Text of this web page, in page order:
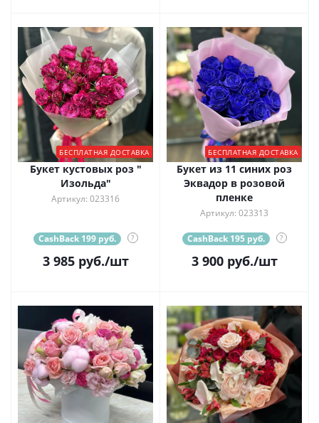
БЕСПЛАТНАЯ ДОСТАВКА
Букет кустовых роз "
Изольда"
Артикул: 023316
CashBack 199 руб. ?
3 985руб./шт
БЕСПЛАТНАЯ ДОСТАВКА
Букет из 11 синих роз
Эквадор в розовой
пленке
Артикул: 023313
CashBack 195 руб. ?
3 900руб./шт